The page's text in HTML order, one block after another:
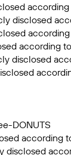
disclosed
according
disclosed
DONUTS
according
disclosed